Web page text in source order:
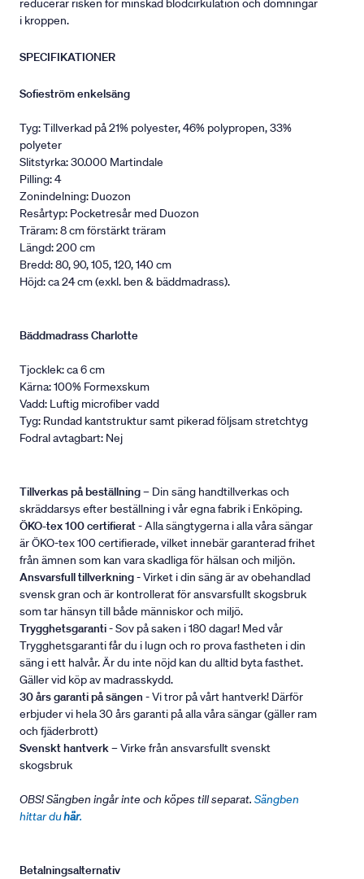
reducerar risken för minskad blodcirkulation och domningar
i kroppen.
SPECIFIKATIONER
Sofieström enkelsäng
Tyg: Tillverkad på 21% polyester, 46% polypropen, 33%
polyeter
Slitstyrka: 30.000 Martindale
Pilling: 4
Zonindelning: Duozon
Resårtyp: Pocketresår med Duozon
Träram: 8 cm förstärkt träram
Längd: 200 cm
Bredd: 80, 90, 105, 120, 140 cm
Höjd: ca 24 cm (exkl. ben & bäddmadrass).
Bäddmadrass Charlotte
Tjocklek: ca 6 cm
Kärna: 100% Formexskum
Vadd: Luftig microfiber vadd
Tyg: Rundad kantstruktur samt pikerad följsam stretchtyg
Fodral avtagbart: Nej
Tillverkas på beställning– Din säng handtillverkas och
skräddarsys efter beställning i vår egna fabrik i Enköping.
ÖKO-tex 100 certifierat- Alla sängtygerna i alla våra sängar
är ÖKO-tex 100 certifierade, vilket innebär garanterad frihet
från ämnen som kan vara skadliga för hälsan och miljön.
Ansvarsfull tillverkning- Virket i din säng är av obehandlad
svensk gran och är kontrollerat för ansvarsfullt skogsbruk
som tar hänsyn till både människor och miljö.
Trygghetsgaranti- Sov på saken i 180 dagar! Med vår
Trygghetsgaranti får du i lugn och ro prova fastheten i din
säng i ett halvår. Är du inte nöjd kan du alltid byta fasthet.
Gäller vid köp av madrasskydd.
30 års garanti på sängen - Vi tror på vårt hantverk! Därför
erbjuder vi hela 30 års garanti på alla våra sängar (gäller ram
och fjäderbrott)
Svenskt hantverk– Virke från ansvarsfullt svenskt
skogsbruk
OBS! Sängben ingår inte och köpes till separat. Sängben
hittar duhär.
Betalningsalternativ